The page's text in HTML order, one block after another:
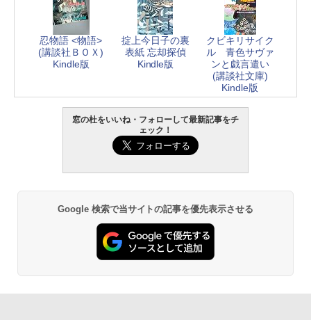
忍物語 <物語>
(講談社ＢＯＸ)
Kindle版
掟上今日子の裏
表紙 忘却探偵
Kindle版
クビキリサイク
ル 青色サヴァ
ンと戯言遣い
(講談社文庫)
Kindle版
窓の杜をいいね・フォローして最新記事をチ
ェック！
Google 検索で当サイトの記事を優先表示させる